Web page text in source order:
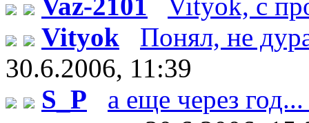
Vityok
Понял, не
30.6.2006, 11:39
S_P
а еще через